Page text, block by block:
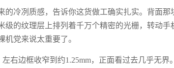
的冷冽质感，告诉你这货做工确实扎实。背面那
级的纹理层上排列着千万个精密的光栅，转动
党来说太重要了。
右边框收窄到约1.25mm，正面看过去几乎无